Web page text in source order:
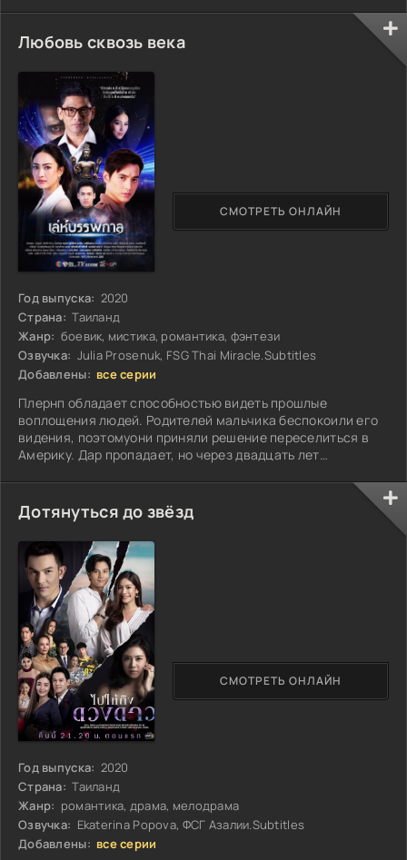
Любовь сквозь века
Год выпуска: 2020
Страна: Таиланд
Жанр: боевик, мистика, романтика, фэнтези
Озвучка: Julia Prosenuk, FSG Thai Miracle.Subtitles
Добавлены: все серии
Плернп обладает способностью видеть прошлые
воплощения людей. Родителей мальчика беспокоили его
видения, поэтомуони приняли решение переселиться в
Америку. Дар пропадает, но через двадцать лет
СМОТРЕТЬ ОНЛАЙН
Дотянуться до звёзд
Год выпуска: 2020
Страна: Таиланд
Жанр: романтика, драма, мелодрама
Озвучка: Ekaterina Popova, ФСГ Азалии.Subtitles
Добавлены: все серии
СМОТРЕТЬ ОНЛАЙН